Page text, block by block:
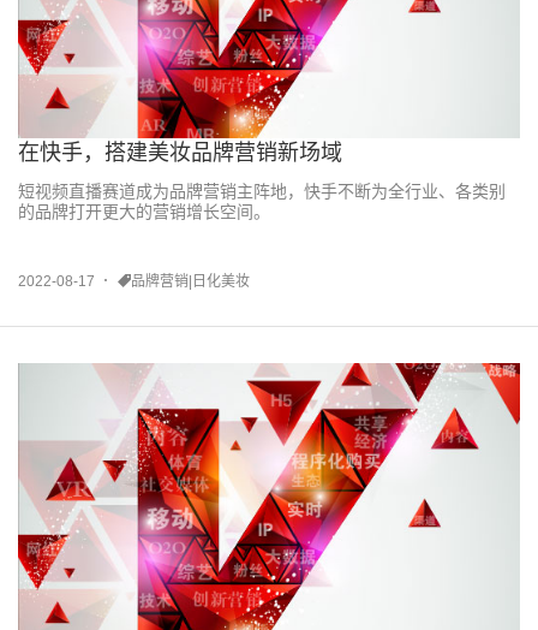
在快手，搭建美妆品牌营销新场域
短视频直播赛道成为品牌营销主阵地，快手不断为全行业、各类别
的品牌打开更大的营销增长空间。
2022-08-17 品牌营销|日化美妆